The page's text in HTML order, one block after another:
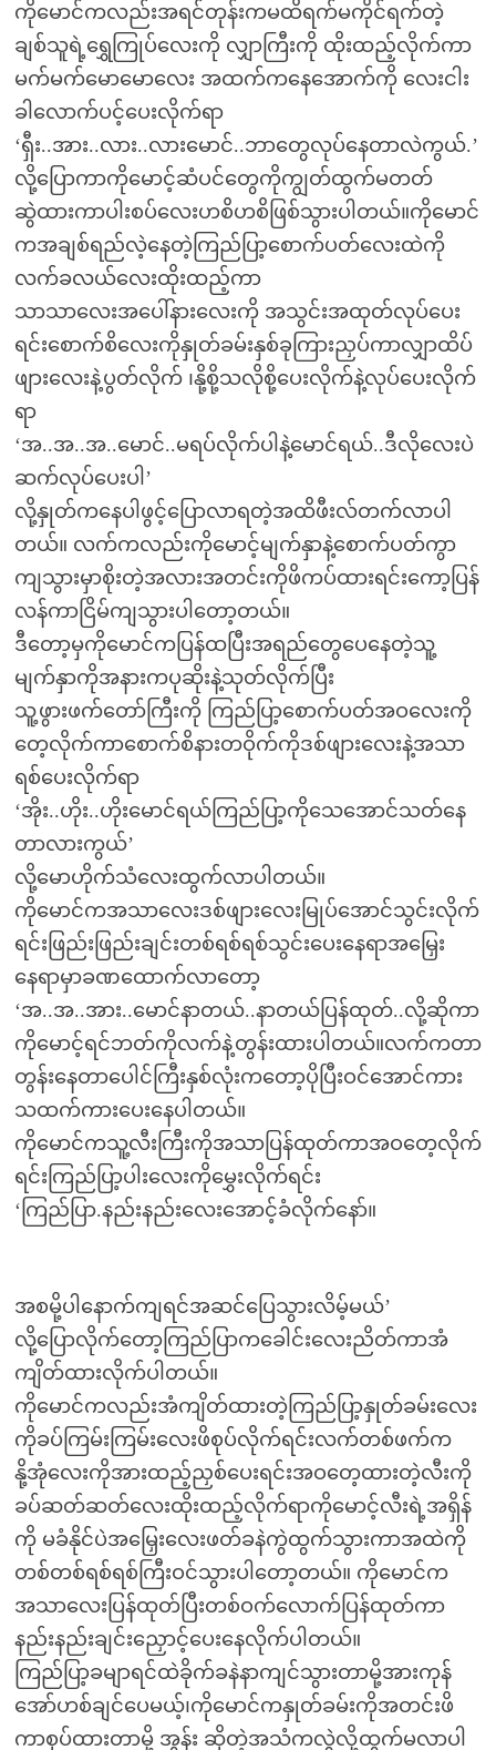
ကိုမောင်ကလည်းအရင်တုန်းကမထိရက်မကိုင်ရက်တဲ့
ချစ်သူရဲ့ရွှေကြုပ်လေးကို လျှာကြီးကို ထိုးထည့်လိုက်ကာ
မက်မက်မောမောလေး အထက်ကနေအောက်ကို လေးငါး
ခါလောက်ပင့်ပေးလိုက်ရာ
‘ရှီး..အား..လား..လားမောင်..ဘာတွေလုပ်နေတာလဲကွယ်.’
လို့ပြောကာကိုမောင့်ဆံပင်တွေကိုကျွတ်ထွက်မတတ်
ဆွဲထားကာပါးစပ်လေးဟစိဟစိဖြစ်သွားပါတယ်။ကိုမောင်
ကအချစ်ရည်လဲ့နေတဲ့ကြည်ပြာ့စောက်ပတ်လေးထဲကို
လက်ခလယ်လေးထိုးထည့်ကာ
သာသာလေးအပေါ်နားလေးကို အသွင်းအထုတ်လုပ်ပေး
ရင်းစောက်စိလေးကိုနှုတ်ခမ်းနှစ်ခုကြားညှပ်ကာလျှာထိပ်
ဖျားလေးနဲ့ပွတ်လိုက် ၊နို့စို့သလိုစို့ပေးလိုက်နဲ့လုပ်ပေးလိုက်
ရာ
‘အ..အ..အ..မောင်..မရပ်လိုက်ပါနဲ့မောင်ရယ်..ဒီလိုလေးပဲ
ဆက်လုပ်ပေးပါ’
လို့နှုတ်ကနေပါဖွင့်ပြောလာရတဲ့အထိဖီးလ်တက်လာပါ
တယ်။ လက်ကလည်းကိုမောင့်မျက်နှာနဲ့စောက်ပတ်ကွာ
ကျသွားမှာစိုးတဲ့အလားအတင်းကိုဖိကပ်ထားရင်းကော့ပြန်
လန်ကာငြိမ်ကျသွားပါတော့တယ်။
ဒီတော့မှကိုမောင်ကပြန်ထပြီးအရည်တွေပေနေတဲ့သူ့
မျက်နှာကိုအနားကပုဆိုးနဲ့သုတ်လိုက်ပြီး
သူ့ဖွားဖက်တော်ကြီးကို ကြည်ပြာ့စောက်ပတ်အဝလေးကို
တေ့လိုက်ကာစောက်စိနားတဝိုက်ကိုဒစ်ဖျားလေးနဲ့အသာ
ရစ်ပေးလိုက်ရာ
‘အိုး..ဟိုး..ဟိုးမောင်ရယ်ကြည်ပြာ့ကိုသေအောင်သတ်နေ
တာလားကွယ်’
လို့မောဟိုက်သံလေးထွက်လာပါတယ်။
ကိုမောင်ကအသာလေးဒစ်ဖျားလေးမြုပ်အောင်သွင်းလိုက်
ရင်းဖြည်းဖြည်းချင်းတစ်ရစ်ရစ်သွင်းပေးနေရာအမြှေး
နေရာမှာခဏထောက်လာတော့
‘အ..အ..အား..မောင်နာတယ်..နာတယ်ပြန်ထုတ်..လို့ဆိုကာ
ကိုမောင့်ရင်ဘတ်ကိုလက်နဲ့တွန်းထားပါတယ်။လက်ကတာ
တွန်းနေတာပေါင်ကြီးနှစ်လုံးကတော့ပိုပြီးဝင်အောင်ကား
သထက်ကားပေးနေပါတယ်။
ကိုမောင်ကသူ့လီးကြီးကိုအသာပြန်ထုတ်ကာအဝတေ့လိုက်
ရင်းကြည်ပြာ့ပါးလေးကိုမွှေးလိုက်ရင်း
‘ကြည်ပြာ.နည်းနည်းလေးအောင့်ခံလိုက်နော်။
အစမို့ပါနောက်ကျရင်အဆင်ပြေသွားလိမ့်မယ်’
လို့ပြောလိုက်တော့ကြည်ပြာကခေါင်းလေးညိတ်ကာအံ
ကျိတ်ထားလိုက်ပါတယ်။
ကိုမောင်ကလည်းအံကျိတ်ထားတဲ့ကြည်ပြာ့နှုတ်ခမ်းလေး
ကိုခပ်ကြမ်းကြမ်းလေးဖိစုပ်လိုက်ရင်းလက်တစ်ဖက်က
နို့အုံလေးကိုအားထည့်ညှစ်ပေးရင်းအဝတေ့ထားတဲ့လီးကို
ခပ်ဆတ်ဆတ်လေးထိုးထည့်လိုက်ရာကိုမောင့်လီးရဲ့အရှိန်
ကို မခံနိုင်ပဲအမြှေးလေးဖတ်ခနဲကွဲထွက်သွားကာအထဲကို
တစ်တစ်ရစ်ရစ်ကြီးဝင်သွားပါတော့တယ်။ ကိုမောင်က
အသာလေးပြန်ထုတ်ပြီးတစ်ဝက်လောက်ပြန်ထုတ်ကာ
နည်းနည်းချင်းညှောင့်ပေးနေလိုက်ပါတယ်။
ကြည်ပြာ့ခမျာရင်ထဲခိုက်ခနဲနာကျင်သွားတာမို့အားကုန်
အော်ဟစ်ချင်ပေမယ့်၊ကိုမောင်ကနှုတ်ခမ်းကိုအတင်းဖိ
ကာစုပ်ထားတာမို့ အွန်း ဆိုတဲ့အသံကလွဲလို့ထွက်မလာပါ